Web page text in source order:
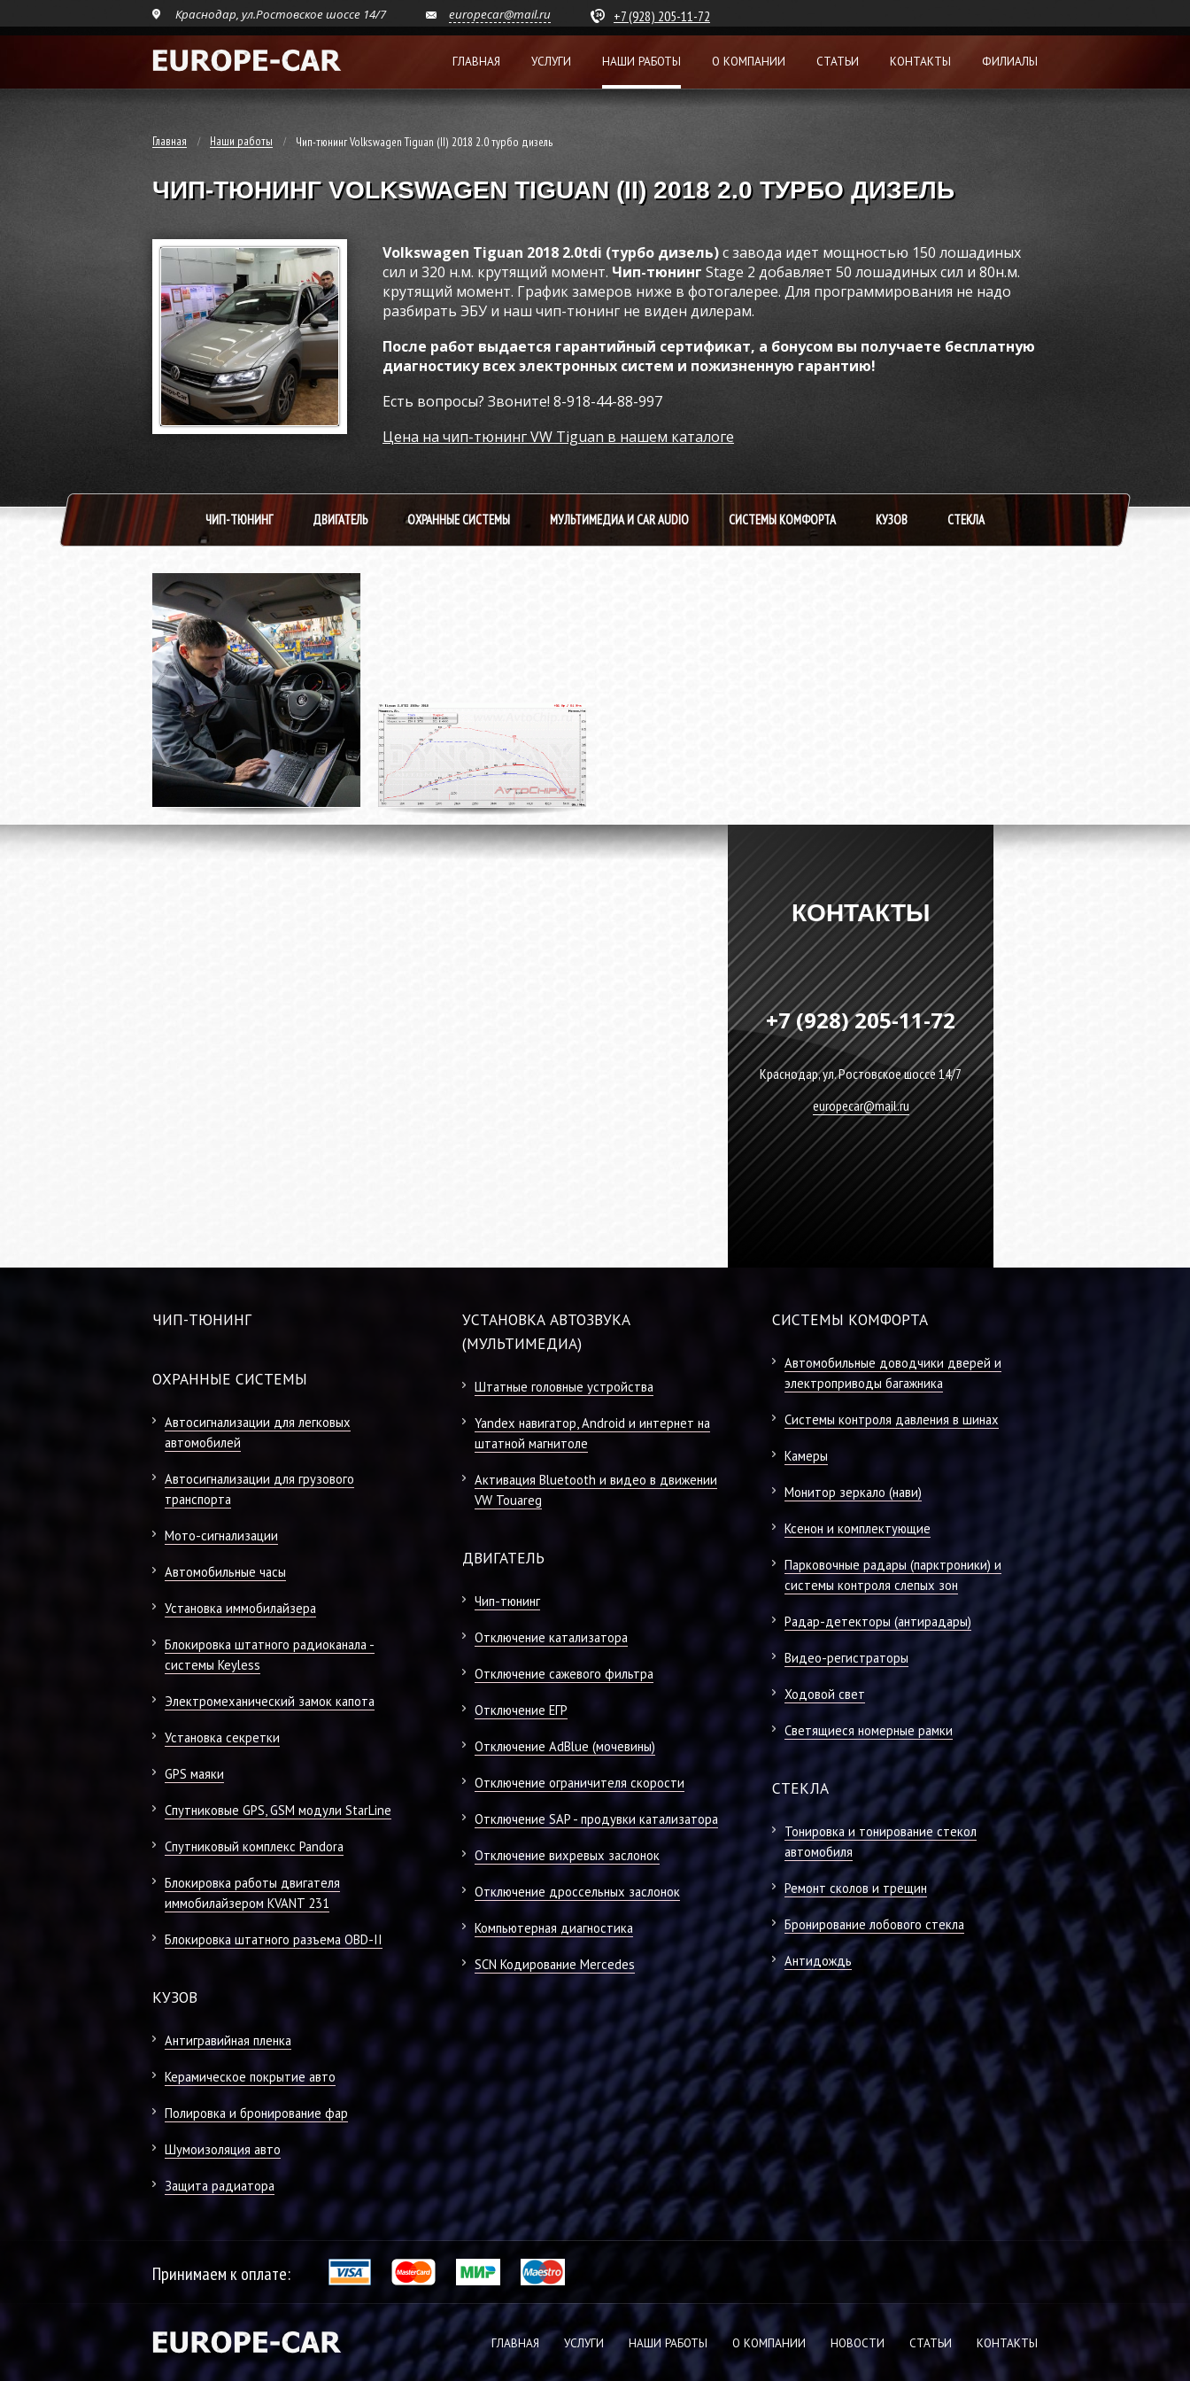
Краснодар, ул.Ростовское шоссе 14/7 europecar@mail.ru +7 (928) 205-11-72
ГЛАВНАЯ УСЛУГИ НАШИ РАБОТЫ О КОМПАНИИ СТАТЬИ КОНТАКТЫ ФИЛИАЛЫ
Главная Наши работы Чип-тюнинг Volkswagen Tiguan (II) 2018 2.0 турбо дизель
ЧИП-ТЮНИНГ VOLKSWAGEN TIGUAN (II) 2018 2.0 ТУРБО ДИЗЕЛЬ
Volkswagen Tiguan 2018 2.0tdi (турбо дизель)с завода идет мощностью 150 лошадиных
сил и 320 н.м. крутящий момент. Чип-тюнинг Stage 2 добавляет 50 лошадиных сил и 80н.м.
крутящий момент. График замеров ниже в фотогалерее. Для программирования не надо
разбирать ЭБУ и наш чип-тюнинг не виден дилерам.
После работ выдается гарантийный сертификат, а бонусом вы получаете бесплатную
диагностику всех электронных систем и пожизненную гарантию!
Есть вопросы? Звоните! 8-918-44-88-997
Цена на чип-тюнинг VW Tiguan в нашем каталоге
ЧИП-ТЮНИНГ ДВИГАТЕЛЬ ОХРАННЫЕ СИСТЕМЫ МУЛЬТИМЕДИА И CAR AUDIO СИСТЕМЫ КОМФОРТА КУЗОВ СТЕКЛА
КОНТАКТЫ
+7 (928) 205-11-72
Краснодар, ул. Ростовское шоссе 14/7
europecar@mail.ru
ЧИП-ТЮНИНГ
ОХРАННЫЕ СИСТЕМЫ
Автосигнализации для легковых
автомобилей
Автосигнализации для грузового
транспорта
Мото-сигнализации
Автомобильные часы
Установка иммобилайзера
Блокировка штатного радиоканала -
системы Keyless
Электромеханический замок капота
Установка секретки
GPS маяки
Спутниковые GPS, GSM модули StarLine
Спутниковый комплекс Pandora
Блокировка работы двигателя
иммобилайзером KVANT 231
Блокировка штатного разъема OBD-II
КУЗОВ
Антигравийная пленка
Керамическое покрытие авто
Полировка и бронирование фар
Шумоизоляция авто
Защита радиатора
УСТАНОВКА АВТОЗВУКА
(МУЛЬТИМЕДИА)
Штатные головные устройства
Yandex навигатор, Android и интернет на
штатной магнитоле
Активация Bluetooth и видео в движении
VW Touareg
ДВИГАТЕЛЬ
Чип-тюнинг
Отключение катализатора
Отключение сажевого фильтра
Отключение ЕГР
Отключение AdBlue (мочевины)
Отключение ограничителя скорости
Отключение SAP - продувки катализатора
Отключение вихревых заслонок
Отключение дроссельных заслонок
Компьютерная диагностика
SCN Кодирование Mercedes
СИСТЕМЫ КОМФОРТА
Автомобильные доводчики дверей и
электроприводы багажника
Системы контроля давления в шинах
Камеры
Монитор зеркало (нави)
Ксенон и комплектующие
Парковочные радары (парктроники) и
системы контроля слепых зон
Радар-детекторы (антирадары)
Видео-регистраторы
Ходовой свет
Светящиеся номерные рамки
СТЕКЛА
Тонировка и тонирование стекол
автомобиля
Ремонт сколов и трещин
Бронирование лобового стекла
Антидождь
Принимаем к оплате:
ГЛАВНАЯ УСЛУГИ НАШИ РАБОТЫ О КОМПАНИИ НОВОСТИ СТАТЬИ КОНТАКТЫ